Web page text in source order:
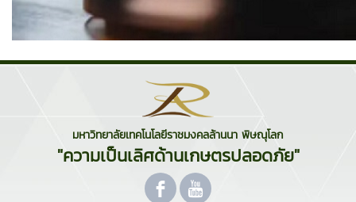
มหาวิทยาลัยเทคโนโลยีราชมงคลล้านนา พิษณุโลก
"ความเป็นเลิศด้านเกษตรปลอดภัย"